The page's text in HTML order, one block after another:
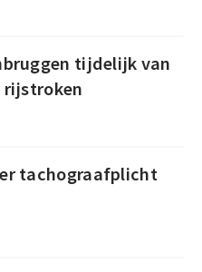
tijdelijk van
rijstroken
tachograafplicht